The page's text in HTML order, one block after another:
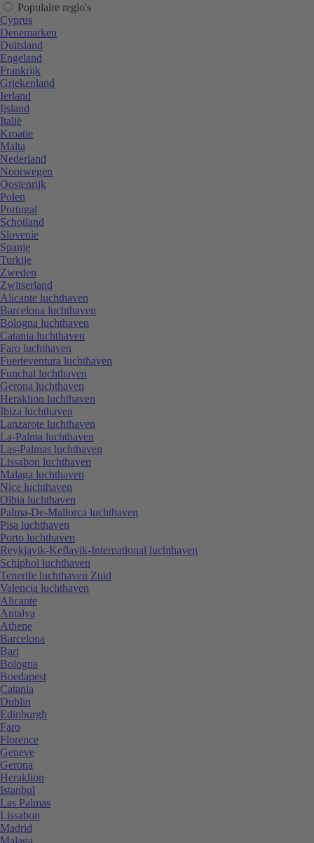
Populaire regio's
Cyprus
Denemarken
Duitsland
Engeland
Frankrijk
Griekenland
Ierland
Ijsland
Italië
Kroatie
Malta
Nederland
Noorwegen
Oostenrijk
Polen
Portugal
Schotland
Slovenie
Spanje
Turkije
Zweden
Zwitserland
Alicante luchthaven
Barcelona luchthaven
Bologna luchthaven
Catania luchthaven
Faro luchthaven
Fuerteventura luchthaven
Funchal luchthaven
Gerona luchthaven
Heraklion luchthaven
Ibiza luchthaven
Lanzarote luchthaven
La-Palma luchthaven
Las-Palmas luchthaven
Lissabon luchthaven
Malaga luchthaven
Nice luchthaven
Olbia luchthaven
Palma-De-Mallorca luchthaven
Pisa luchthaven
Porto luchthaven
Reykjavik-Keflavik-International luchthaven
Schiphol luchthaven
Tenerife luchthaven Zuid
Valencia luchthaven
Alicante
Antalya
Athene
Barcelona
Bari
Bologna
Boedapest
Catania
Dublin
Edinburgh
Faro
Florence
Geneve
Gerona
Heraklion
Istanbul
Las Palmas
Lissabon
Madrid
Malaga